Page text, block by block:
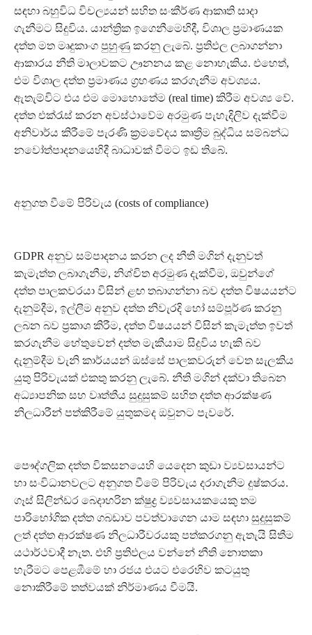
සඳහා බහුවිධ විචල්‍යයන් සහිත සංකීර්ණ ආකෘති සාදා
ගැනීමට සිදුවිය. යාන්ත්‍රික ඉගෙනීමෙහිදී, විශාල ප්‍රමාණයක
දත්ත මත මෘදුකාංග පුහුණු කරනු ලැබේ. ප්‍රතිඵල ලබාගන්නා
ආකාරය නීති මාලාවකට ඌනනය කළ නොහැකිය. එහෙත්,
එම විශාල දත්ත ප්‍රමාණය ග්‍රහණය කරගැනීම අවශ්‍යය.
ඇතැම්විට එය එම මොහොතේම (real time) කිරීම අවශ්‍ය වේ.
දත්ත එක්රැස් කරන අවස්ථාවේම අරමුණ පැහැදිලිව දැක්වීම
අනිවාර්ය කිරීමේ පැරණි ක්‍රමවේදය කෘත්‍රිම බුද්ධිය සම්බන්ධ
නවෝත්පාදනයෙහිදී බාධාවක් වීමට ඉඩ තිබේ.
අනුගත වීමේ පිරිවැය (costs of compliance)
GDPR අනුව සම්පාදනය කරන ලද නීති මගින් දැනුවත්
කැමැත්ත ලබාගැනීම, නිශ්චිත අරමුණ දැක්වීම, ඔවුන්ගේ
දත්ත පාලකවරයා විසින් ළඟ තබාගන්නා බව දත්ත විෂයයන්ට
දැනුම්දීම, ඉල්ලීම අනුව දත්ත නිවැරදි හෝ සම්පූර්ණ කරනු
ලබන බව ප්‍රකාශ කිරීම, දත්ත විෂයයන් විසින් කැමැත්ත ඉවත්
කරගැනීම හේතුවෙන් දත්ත මැකීයාම සිදුවිය හැකි බව
දැනුම්දීම වැනි කාර්යයන් ඔස්සේ පාලකවරුන් වෙත සැලකිය
යුතු පිරිවැයක් එකතු කරනු ලැබේ. නීති මගින් දක්වා තිබෙන
අධ්‍යාපනික සහ වෘත්තීය සුදුසුකම් සහිත දත්ත ආරක්ෂණ
නිලධාරීන් පත්කිරීමේ යුතුකමද ඔවුනට පැවරේ.
පෞද්ගලික දත්ත විකසනයෙහි යෙදෙන කුඩා ව්‍යවසායන්ට
හා සංවිධානවලට අනුගත වීමේ පිරිවැය දරාගැනීම දුෂ්කරය.
ගෑස් සිලින්ඩර බෙදාහරින ක්ෂුද්‍ර ව්‍යවසායකයෙකු තම
පාරිභෝගික දත්ත ගබඩාව පවත්වාගෙන යාම සඳහා සුදුසුකම්
ලත් දත්ත ආරක්ෂණ නිලධාරීවරයකු පත්කරගනු ඇතැයි සිතීම
යථාර්ථවාදී නැත. එහි ප්‍රතිඵලය වන්නේ නීති නොතකා
හැරීමට පෙළඹීමේ හා රජය එයට එරෙහිව කටයුතු
නොකිරීමේ තත්වයක් නිර්මාණය වීමයි.